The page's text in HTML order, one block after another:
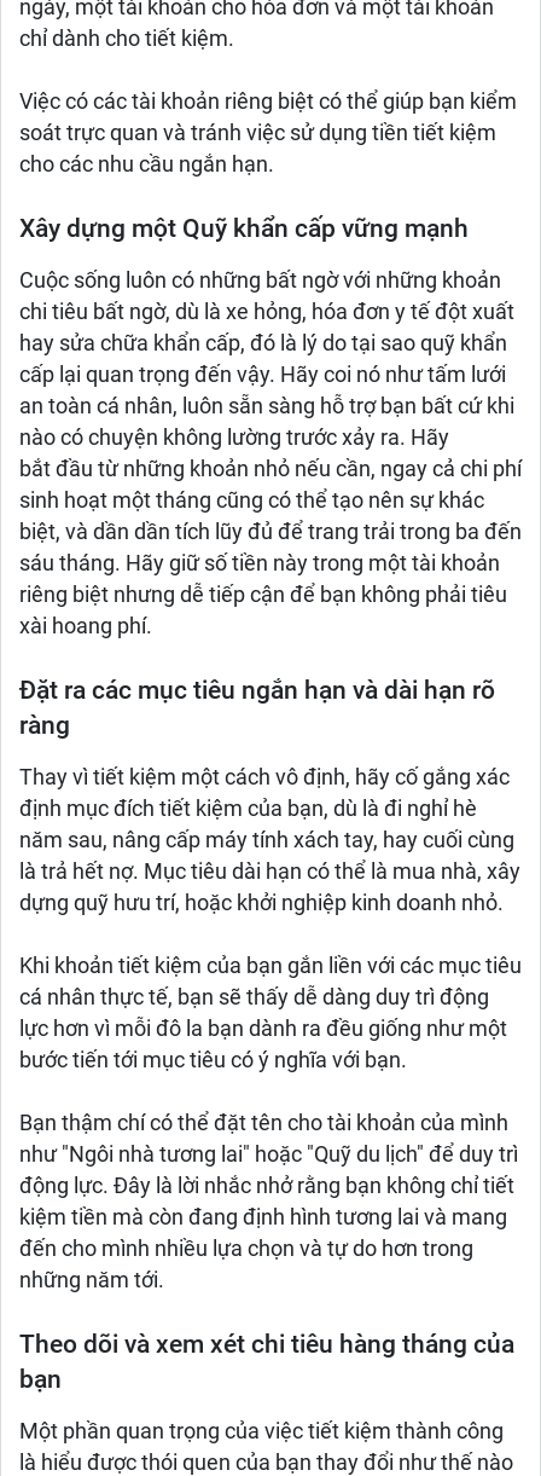
ngày, một tài khoản cho hóa đơn và một tài khoản
chỉ dành cho tiết kiệm.
Việc có các tài khoản riêng biệt có thể giúp bạn kiểm
soát trực quan và tránh việc sử dụng tiền tiết kiệm
cho các nhu cầu ngắn hạn.
Xây dựng một Quỹ khẩn cấp vững mạnh
Cuộc sống luôn có những bất ngờ với những khoản
chi tiêu bất ngờ, dù là xe hỏng, hóa đơn y tế đột xuất
hay sửa chữa khẩn cấp, đó là lý do tại sao quỹ khẩn
cấp lại quan trọng đến vậy. Hãy coi nó như tấm lưới
an toàn cá nhân, luôn sẵn sàng hỗ trợ bạn bất cứ khi
nào có chuyện không lường trước xảy ra. Hãy
bắt đầu từ những khoản nhỏ nếu cần, ngay cả chi phí
sinh hoạt một tháng cũng có thể tạo nên sự khác
biệt, và dần dần tích lũy đủ để trang trải trong ba đến
sáu tháng. Hãy giữ số tiền này trong một tài khoản
riêng biệt nhưng dễ tiếp cận để bạn không phải tiêu
xài hoang phí.
Đặt ra các mục tiêu ngắn hạn và dài hạn rõ
ràng
Thay vì tiết kiệm một cách vô định, hãy cố gắng xác
định mục đích tiết kiệm của bạn, dù là đi nghỉ hè
năm sau, nâng cấp máy tính xách tay, hay cuối cùng
là trả hết nợ. Mục tiêu dài hạn có thể là mua nhà, xây
dựng quỹ hưu trí, hoặc khởi nghiệp kinh doanh nhỏ.
Khi khoản tiết kiệm của bạn gắn liền với các mục tiêu
cá nhân thực tế, bạn sẽ thấy dễ dàng duy trì động
lực hơn vì mỗi đô la bạn dành ra đều giống như một
bước tiến tới mục tiêu có ý nghĩa với bạn.
Bạn thậm chí có thể đặt tên cho tài khoản của mình
như "Ngôi nhà tương lai" hoặc "Quỹ du lịch" để duy trì
động lực. Đây là lời nhắc nhở rằng bạn không chỉ tiết
kiệm tiền mà còn đang định hình tương lai và mang
đến cho mình nhiều lựa chọn và tự do hơn trong
những năm tới.
Theo dõi và xem xét chi tiêu hàng tháng của
bạn
Một phần quan trọng của việc tiết kiệm thành công
là hiểu được thói quen của bạn thay đổi như thế nào